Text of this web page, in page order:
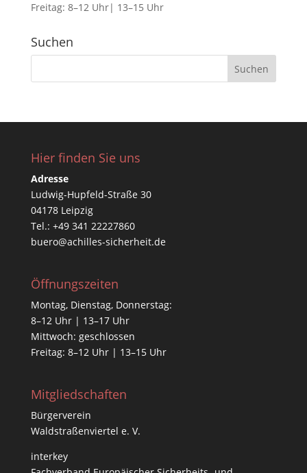
Freitag: 8–12 Uhr| 13–15 Uhr
Suchen
Hier finden Sie uns
Adresse
Ludwig-Hupfeld-Straße 30
04178 Leipzig
Tel.: +49 341 22227860
buero@achilles-sicherheit.de
Öffnungszeiten
Montag, Dienstag, Donnerstag:
8–12 Uhr | 13–17 Uhr
Mittwoch: geschlossen
Freitag: 8–12 Uhr | 13–15 Uhr
Mitgliedschaften
Bürgerverein
Waldstraßenviertel e. V.
interkey